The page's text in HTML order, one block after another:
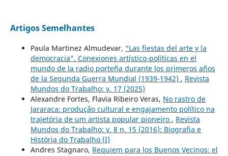
Artigos Semelhantes
Paula Martinez Almudevar, “Las fiestas del arte y la
democracia”. Conexiones artístico-políticas en el
mundo de la radio porteña durante los primeros años
de la Segunda Guerra Mundial (1939-1942) , Revista
Mundos do Trabalho: v. 17 (2025)
Alexandre Fortes, Flavia Ribeiro Veras, No rastro de
Jararaca: produção cultural e engajamento político na
trajetória de um artista popular pioneiro , Revista
Mundos do Trabalho: v. 8 n. 15 (2016): Biografia e
História do Trabalho (I)
Andres Stagnaro, Requiem para los Buenos Vecinos: el